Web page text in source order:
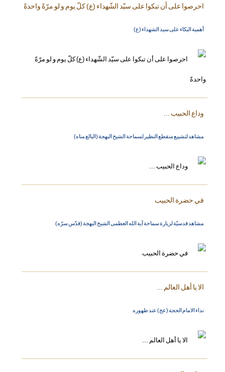
احرصوا على أن تبكوا على سيّد الشّهداء (ع) كلّ يوم و لو مرّةً واحدةً
أهمية البكاء على سيد الشهداء (ع)
وداع الحبيب ...
مشاهد لتشييع منقطع النظير لسماحة الشيخ البهجة (البالغ مناه)
في حضرة الحبيب
مشاهد قدسيّة لزيارة سماحة آية الله العظمى الشيخ البهجة (قدّس سرّه)
الا يا أهل العالم ...
نداء الامام الحجة (عج) عند ظهوره